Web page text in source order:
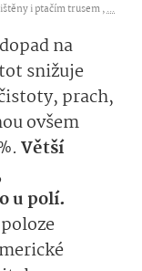
i ptačím trusem ,...
na
snižuje
prach,
ovšem
Větší
u polí.